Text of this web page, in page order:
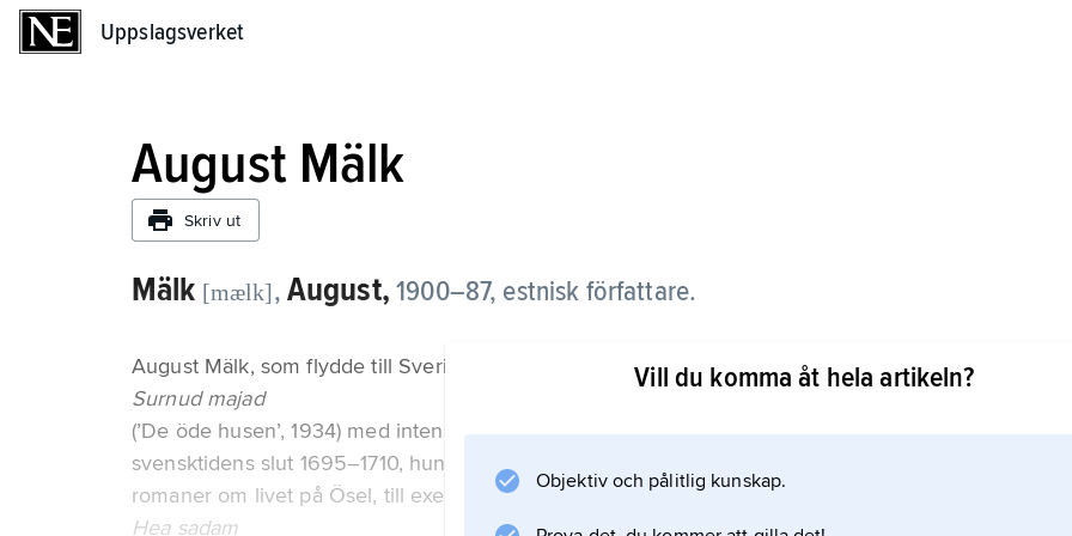
Uppslagsverket
August Mälk
Skriv ut
Mälk [mælk], August, 1900–87, estnisk författare.
August Mälk, som flydde till Sverige 1944, har i romanen
Surnud majad
(’De öde husen’, 1934) med intensiv inlevelse skildrat de estniska böndernas villkor vid
svensktidens slut 1695–1710, hungersnöden, kriget och pesten. Han har skrivit en rad
romaner om livet på Ösel, till exempel
Hea sadam
Vill du komma åt hela artikeln?
Objektiv och pålitlig kunskap.